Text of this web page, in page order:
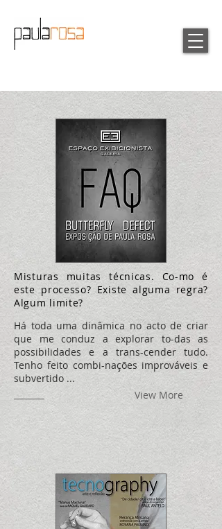
Misturas muitas técnicas. Co-mo é
este processo? Existe alguma regra?
Algum limite?
Há toda uma dinâmica no acto de criar
que me conduz a explorar to-das as
possibilidades e a trans-cender tudo.
Tenho feito combi-nações improváveis e
subvertido...
View More